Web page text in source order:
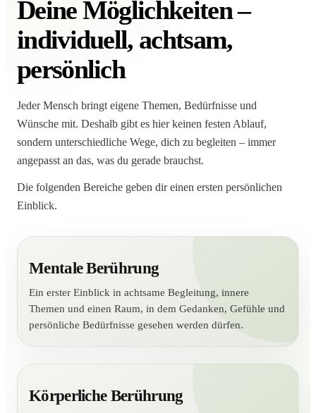
Deine Möglichkeiten –
individuell, achtsam,
persönlich
Jeder Mensch bringt eigene Themen, Bedürfnisse und
Wünsche mit. Deshalb gibt es hier keinen festen Ablauf,
sondern unterschiedliche Wege, dich zu begleiten – immer
angepasst an das, was du gerade brauchst.
Die folgenden Bereiche geben dir einen ersten persönlichen
Einblick.
B Mentale Berührung
Birgit Stötzel
Mentale Berührung
Ein erster Einblick in achtsame Begleitung, innere
Themen und einen Raum, in dem Gedanken, Gefühle und
persönliche Bedürfnisse gesehen werden dürfen.
B Körperliche Berührung
Birgit Stötzel
Körperliche Berührung